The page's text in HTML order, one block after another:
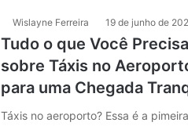
Wislayne Ferreira 19 de junho de
Tudo o que Você
sobre Táxis no
para uma Chegada
Táxis no aeroporto? Essa é a